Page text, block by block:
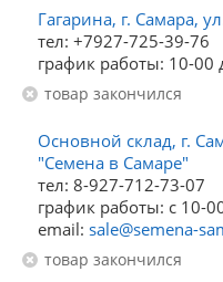
Гагарина, г. Самара,
тел: +7927-725-39-76
график работы: 10-
Товар закончился
Основной склад, г.
"Семена в Самаре"
тел: 8-927-712-73-07
график работы: с 10-
email: sale@semena-
Товар закончился